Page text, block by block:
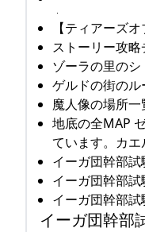
【ティアーズ
ストーリー攻略
ゾーラの里のシ
ゲルドの街の
魔人像の場所
地底の全MAP
ています。カ
イーガ団幹部試
イーガ団幹部
イーガ団幹部試
イーガ団幹部